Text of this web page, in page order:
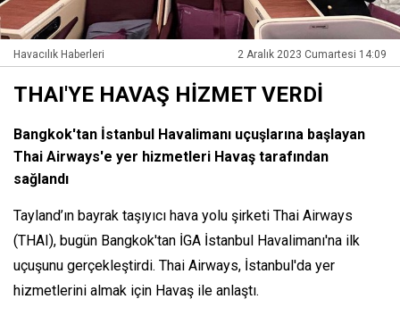
Havacılık Haberleri 2 Aralık 2023 Cumartesi 14:09
THAI'YE HAVAŞ HİZMET VERDİ
Bangkok'tan İstanbul Havalimanı uçuşlarına başlayan
Thai Airways'e yer hizmetleri Havaş tarafından
sağlandı
Tayland’ın bayrak taşıyıcı hava yolu şirketi Thai Airways
(THAI), bugün Bangkok'tan İGA İstanbul Havalimanı'na ilk
uçuşunu gerçekleştirdi. Thai Airways, İstanbul'da yer
hizmetlerini almak için Havaş ile anlaştı.